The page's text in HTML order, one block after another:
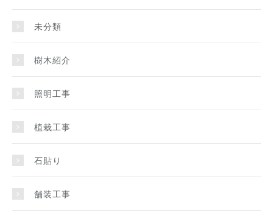
未分類
樹木紹介
照明工事
植栽工事
石貼り
舗装工事